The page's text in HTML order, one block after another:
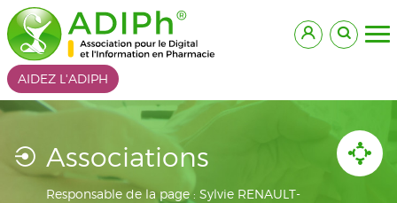
AIDEZ L'ADIPH
Associations
Responsable de la page : Sylvie RENAULT-